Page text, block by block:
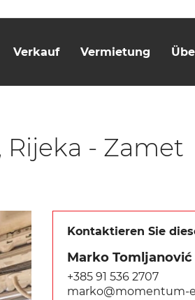
Verkauf Vermietung
- Zamet
Kontaktieren Sie
Marko Tomljanović
+385 91 536 2707
marko@momentum-